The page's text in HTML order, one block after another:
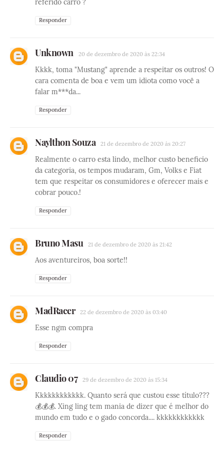
Responder
Unknown 20 de dezembro de 2020 às 22:34
Kkkk, toma "Mustang" aprende a respeitar os outros! O
cara comenta de boa e vem um idiota como você a
falar m***da...
Responder
Naylthon Souza 21 de dezembro de 2020 às 20:27
Realmente o carro esta lindo, melhor custo beneficio
da categoria, os tempos mudaram, Gm, Volks e Fiat
tem que respeitar os consumidores e oferecer mais e
cobrar pouco.!
Responder
Bruno Masu 21 de dezembro de 2020 às 21:42
Aos aventureiros, boa sorte!!
Responder
MadRacer 22 de dezembro de 2020 às 03:40
Esse ngm compra
Responder
Claudio 07 29 de dezembro de 2020 às 15:34
Kkkkkkkkkkkk. Quanto será que custou esse título???
💰💰💰. Xing ling tem mania de dizer que é melhor do
mundo em tudo e o gado concorda.... kkkkkkkkkkkk
Responder